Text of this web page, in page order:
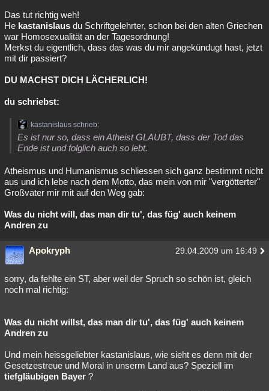
Das tut richtig weh!
He kastanislaus du Schriftgelehrter, schon bei den alten Griechen
war Homosexualität an der Tagesordnung!
Merkst du eigentlich, dass das was du mir angekündugt hast, jetzt
mit dir passiert?
DU MACHST DICH LÄCHERLICH!
du schriebst:
kastanislaus schrieb:
Es ist nur so, dass ein Atheist GLAUBT, dass der Tod das
Ende ist und folglich auch so lebt.
Atheismus und Humanismus schliessen sich ganz bestimmt nicht
aus und ich lebe nach dem Motto, das mein von mir "vergötterter"
Großvater mir mit auf den Weg gab:
Was du nicht will, das man dir tu', das füg' auch keinem
Andren zu
Apokryph 29.04.2009 um 16:49
sorry, da fehlte ein ST, aber weil der Spruch so schön ist, gleich
noch mal richtig:
Was du nicht willst, das man dir tu', das füg' auch keinem
Andren zu
Und mein heissgeliebter kastanislaus, wie sieht es denn mit der
Gesetzestreue und Moral in unserm Land aus? Speziell im
tiefgläubigen Bayer ?